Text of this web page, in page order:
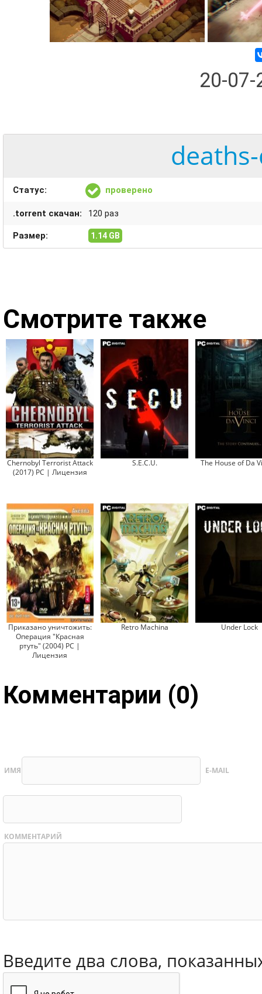
20-
Статус: проверено
.torrent скачан: 120 раз
Размер: 1.14 GB
Смотрите также
Chernobyl Terrorist Attack
(2017) PC | Лицензия
S.E.C.U. The House of Da
Приказано уничтожить:
Операция "Красная
ртуть" (2004) PC |
Лицензия
Retro Machina Under Lock
Комментарии (0)
ИМЯ E-MAIL
КОММЕНТАРИЙ
Введите два слова,